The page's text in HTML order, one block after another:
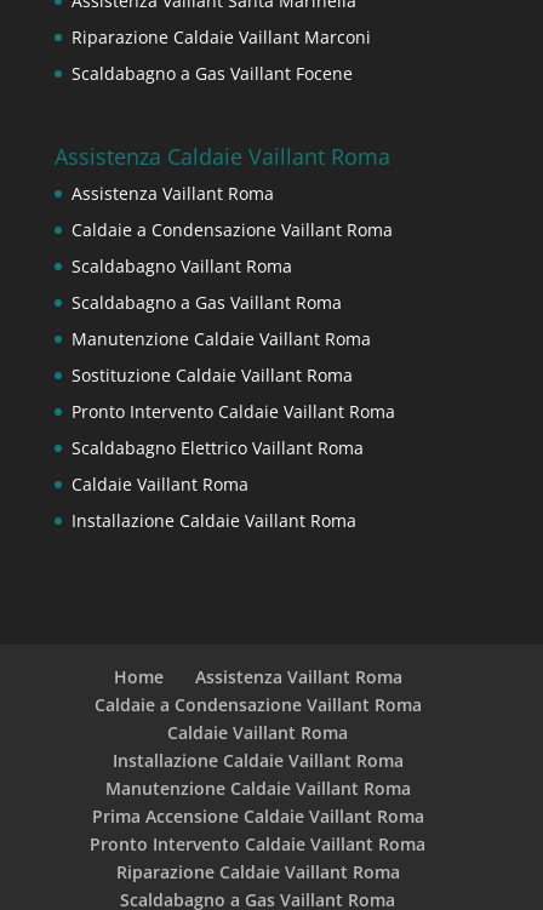
Riparazione Caldaie Vaillant Marconi
Scaldabagno a Gas Vaillant Focene
Assistenza Caldaie Vaillant Roma
Assistenza Vaillant Roma
Caldaie a Condensazione Vaillant Roma
Scaldabagno Vaillant Roma
Scaldabagno a Gas Vaillant Roma
Manutenzione Caldaie Vaillant Roma
Sostituzione Caldaie Vaillant Roma
Pronto Intervento Caldaie Vaillant Roma
Scaldabagno Elettrico Vaillant Roma
Caldaie Vaillant Roma
Installazione Caldaie Vaillant Roma
Home
Assistenza Vaillant Roma
Caldaie a Condensazione Vaillant Roma
Caldaie Vaillant Roma
Installazione Caldaie Vaillant Roma
Manutenzione Caldaie Vaillant Roma
Prima Accensione Caldaie Vaillant Roma
Pronto Intervento Caldaie Vaillant Roma
Riparazione Caldaie Vaillant Roma
Scaldabagno a Gas Vaillant Roma